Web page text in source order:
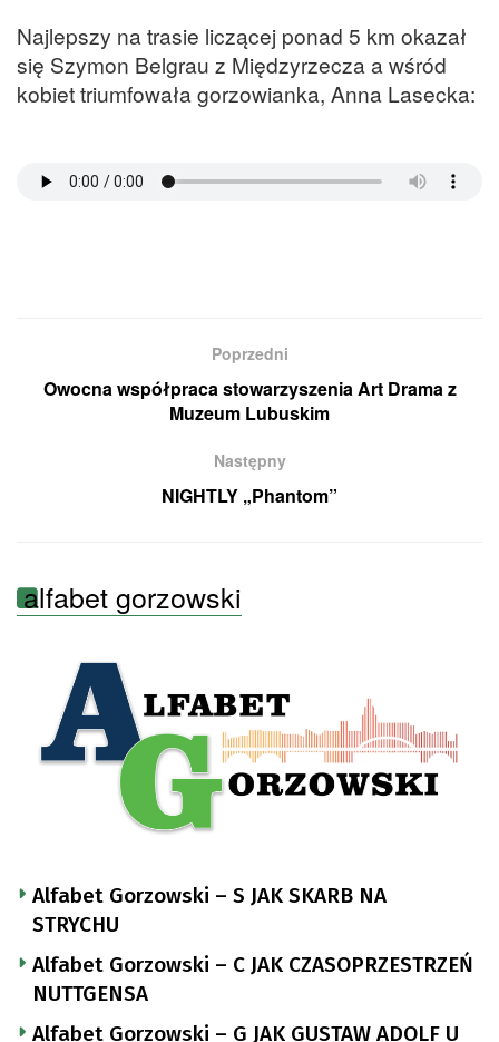
Najlepszy na trasie liczącej ponad 5 km okazał
się Szymon Belgrau z Międzyrzecza a wśród
kobiet triumfowała gorzowianka, Anna Lasecka:
Poprzedni
Owocna współpraca stowarzyszenia Art Drama z
Muzeum Lubuskim
Następny
NIGHTLY „Phantom”
alfabet gorzowski
Alfabet Gorzowski – S JAK SKARB NA
STRYCHU
Alfabet Gorzowski – C JAK CZASOPRZESTRZEŃ
NUTTGENSA
Alfabet Gorzowski – G JAK GUSTAW ADOLF U